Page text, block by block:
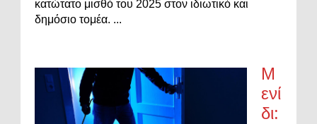
κατώτατο μισθό του 2025 στον ιδιωτικό και
δημόσιο τομέα. ...
Μ
ενί
δι: